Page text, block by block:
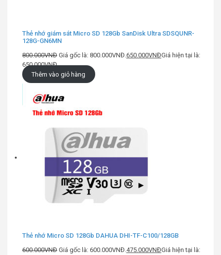
Thẻ nhớ giám sát Micro SD 128Gb SanDisk Ultra SDSQUNR-
128G-GN6MN
800.000VNĐ Giá gốc là: 800.000VNĐ.650.000VNĐGiá hiện tại là:
650.000VNĐ.
Thêm vào giỏ hàng
Thẻ nhớ Micro SD 128Gb DAHUA DHI-TF-C100/128GB
600.000VNĐ Giá gốc là: 600.000VNĐ.475.000VNĐGiá hiện tại là: